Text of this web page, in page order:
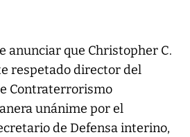
anunciar que Christopher C.
respetado director del
Contraterrorismo
unánime por el
de Defensa interino,